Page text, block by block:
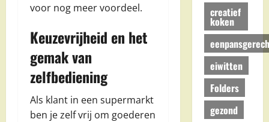
voor nog meer voordeel.
Keuzevrijheid en het
gemak van
zelfbediening
Als klant in een supermarkt
ben je zelf vrij om goederen
creatief
koken
eiwitten
Folders
gezond